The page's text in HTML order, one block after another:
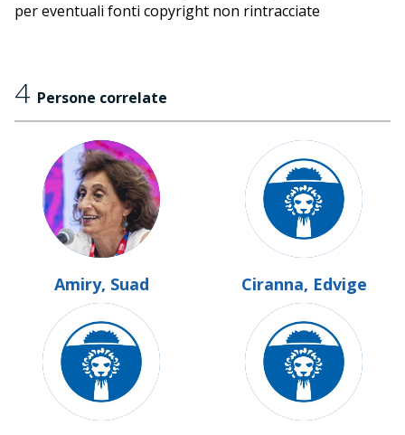
per eventuali fonti copyright non rintracciate
4 Persone correlate
Amiry, Suad Ciranna, Edvige